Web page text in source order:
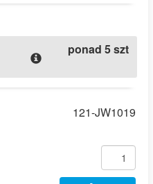
ponad 5 szt
121-JW1019